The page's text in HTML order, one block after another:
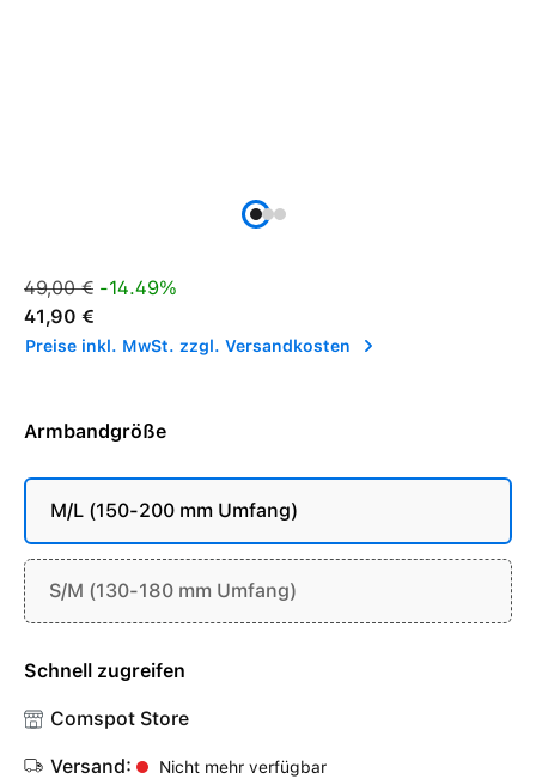
Verkaufspreis:
Regulärer Preis:
49,00 € -14.49%
41,90 €
Preise inkl. MwSt. zzgl. Versandkosten
Armbandgröße
M/L (150-200 mm Umfang)
S/M (130-180 mm Umfang)
Schnell zugreifen
Comspot Store
Versand: Nicht mehr verfügbar